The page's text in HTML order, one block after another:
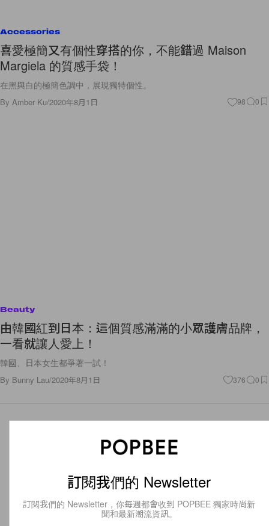
Accessories
喜愛極簡又有個性穿搭的你，不能錯過 Maison
Margiela 的質感手袋！
在黑與白的極簡色調中，展現獨特個性。
By Amber Ku/2020年8月1日 98 0
Beauty
由韓國紅到日本：這個質感滿滿的小眾護膚品牌，
一看就讓人愛上！
韓國、日本女生都爭著一試！
By Bunny Lau/2020年8月1日 376 0
訂閱我們的 Newsletter
訂閱我們的 Newsletter，你每週都會收到 POPBEE 獨家時尚新
聞和最新潮流資訊。